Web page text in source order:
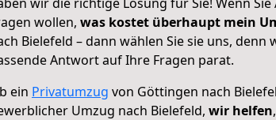
wollen, was kostet überhaupt mein
Bielefeld – dann wählen Sie sie uns,
Antwort auf Ihre Fragen parat.
ein Privatumzug von Göttingen nach
Umzug nach Bielefeld, wir helfen